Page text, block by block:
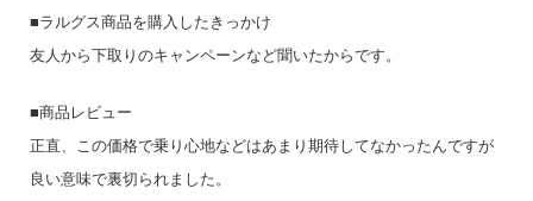
■ラルグス商品を購入したきっかけ
友人から下取りのキャンペーンなど聞いたからです。
■商品レビュー
正直、この価格で乗り心地などはあまり期待してなかったんですが
良い意味で裏切られました。